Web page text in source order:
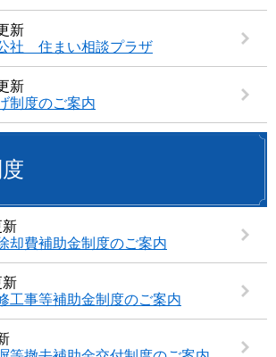
新
社 住まい相談プラザ
新
制度のご案内
新
却費補助金制度のご案内
新
工事等補助金制度のご案内